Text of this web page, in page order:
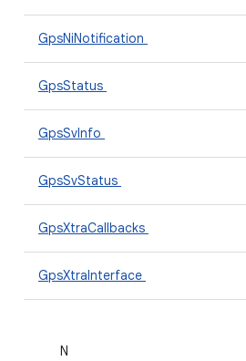
GpsNiNotification
GpsStatus
GpsSvInfo
GpsSvStatus
GpsXtraCallbacks
GpsXtraInterface
N